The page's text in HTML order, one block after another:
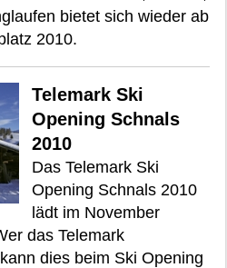
bietet sich wieder ab
2010.
Telemark Ski
Opening Schnals
2010
Das Telemark Ski
Opening Schnals 2010
lädt im November
das Telemark
dies beim Ski Opening